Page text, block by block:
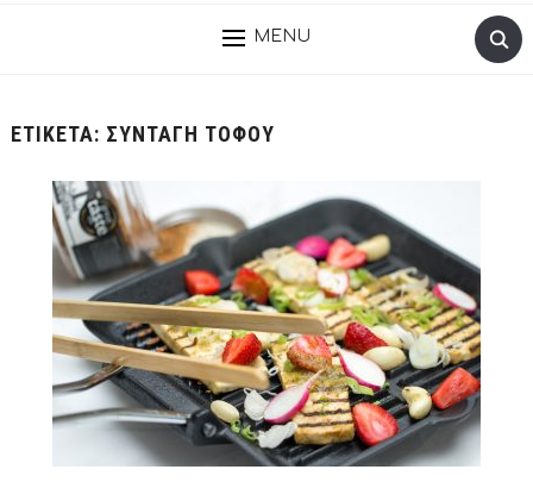
MENU
ΕΤΙΚΈΤΑ: ΣΥΝΤΑΓΉ ΤΟΦΟΎ